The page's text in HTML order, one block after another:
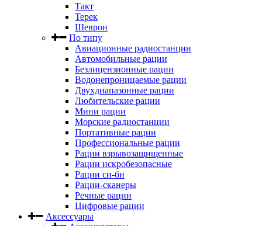
Такт
Терек
Шеврон
По типу
Авиационные радиостанции
Автомобильные рации
Безлицензионные рации
Водонепроницаемые рации
Двухдиапазонные рации
Любительские рации
Мини рации
Морские радиостанции
Портативные рации
Профессиональные рации
Рации взрывозащищенные
Рации искробезопасные
Рации си-би
Рации-сканеры
Речные рации
Цифровые рации
Аксессуары